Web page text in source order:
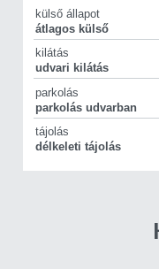
külső állapot
átlagos külső
kilátás
udvari kilátás
parkolás
parkolás udvarban
tájolás
délkeleti tájolás